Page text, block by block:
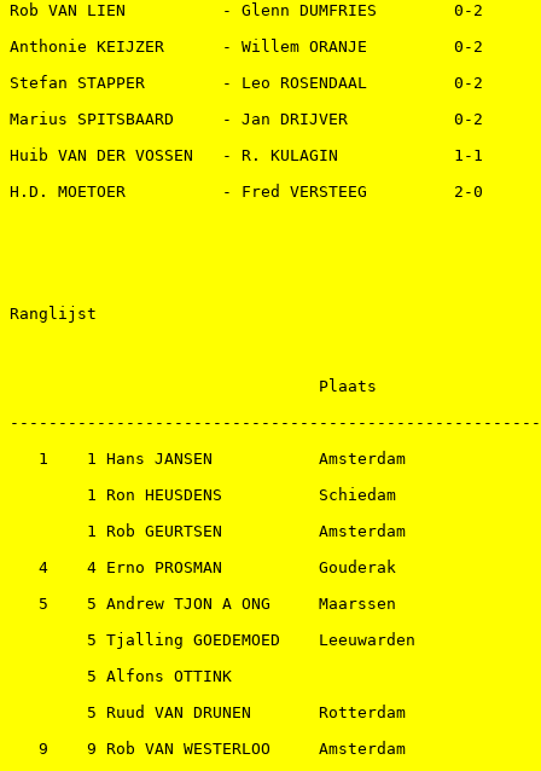
Rob VAN LIEN          - Glenn DUMFRIES        0-2
Anthonie KEIJZER      - Willem ORANJE         0-2
Stefan STAPPER        - Leo ROSENDAAL         0-2
Marius SPITSBAARD     - Jan DRIJVER           0-2
Huib VAN DER VOSSEN   - R. KULAGIN            1-1
H.D. MOETOER          - Fred VERSTEEG         2-0
Ranglijst
Plaats
1    1 Hans JANSEN           Amsterdam
1 Ron HEUSDENS          Schiedam
1 Rob GEURTSEN          Amsterdam
4    4 Erno PROSMAN          Gouderak
5    5 Andrew TJON A ONG     Maarssen
5 Tjalling GOEDEMOED    Leeuwarden
5 Alfons OTTINK
5 Ruud VAN DRUNEN       Rotterdam
9    9 Rob VAN WESTERLOO     Amsterdam